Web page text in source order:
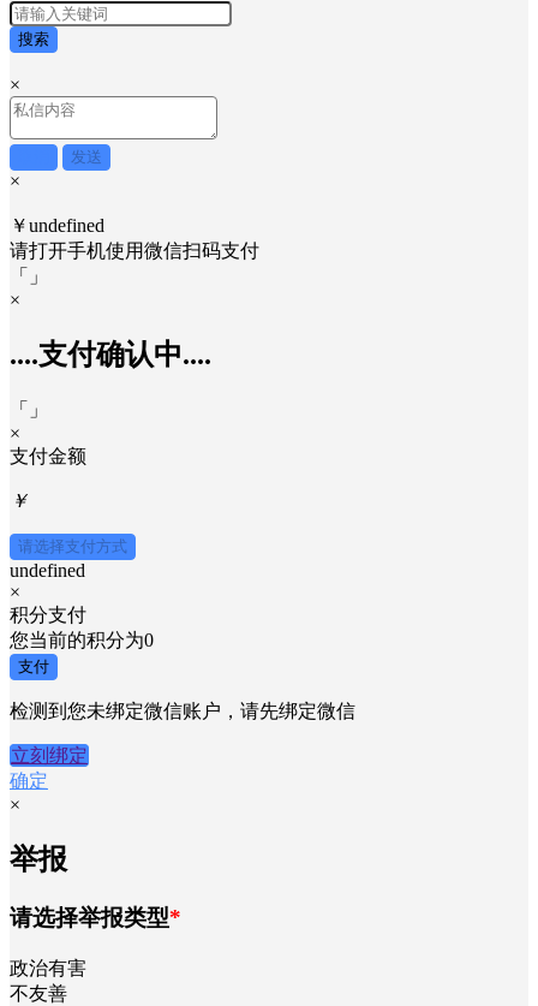
搜索
×
发送
×
￥undefined
请打开手机使用微信扫码支付
「
」
×
....支付确认中....
「
」
×
支付金额
￥
请选择支付方式
undefined
×
积分支付
您当前的积分为0
支付
检测到您未绑定微信账户，请先绑定微信
立刻绑定
确定
×
举报
请选择举报类型*
政治有害
不友善